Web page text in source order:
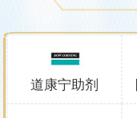
道康宁助剂